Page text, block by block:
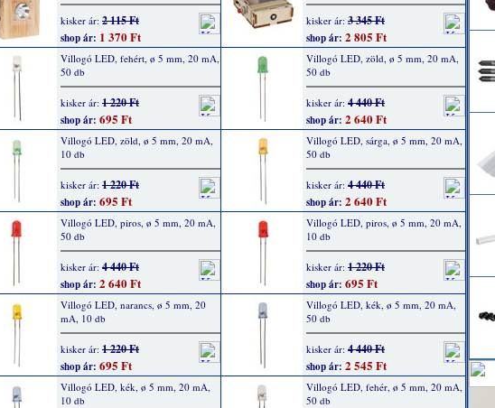
kisker ár: 2 115 Ft
shop ár: 1 370 Ft
kisker ár: 3 345 Ft
shop ár: 2 805 Ft
Villogó LED, fehért, ø 5 mm, 20 mA,
50 db
kisker ár: 1 220 Ft
shop ár: 695 Ft
Villogó LED, zöld, ø 5 mm, 20 mA,
50 db
kisker ár: 4 440 Ft
shop ár: 2 640 Ft
Villogó LED, zöld, ø 5 mm, 20 mA,
10 db
kisker ár: 1 220 Ft
shop ár: 695 Ft
Villogó LED, sárga, ø 5 mm, 20 mA,
50 db
kisker ár: 4 440 Ft
shop ár: 2 640 Ft
Villogó LED, piros, ø 5 mm, 20 mA,
50 db
kisker ár: 4 440 Ft
shop ár: 2 640 Ft
Villogó LED, piros, ø 5 mm, 20 mA,
10 db
kisker ár: 1 220 Ft
shop ár: 695 Ft
Villogó LED, narancs, ø 5 mm, 20
mA, 10 db
kisker ár: 1 220 Ft
shop ár: 695 Ft
Villogó LED, kék, ø 5 mm, 20 mA,
50 db
kisker ár: 4 440 Ft
shop ár: 2 545 Ft
Villogó LED, kék, ø 5 mm, 20 mA,
10 db
Villogó LED, fehér, ø 5 mm, 20 mA,
50 db